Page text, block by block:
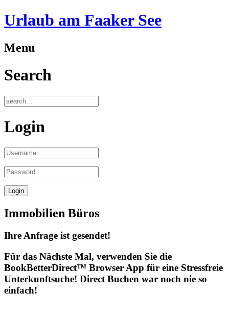
Urlaub am Faaker See
Menu
Search
Login
Immobilien Büros
Ihre Anfrage ist gesendet!
Für das Nächste Mal, verwenden Sie die
BookBetterDirect™ Browser App für eine Stressfreie
Unterkunftsuche! Direct Buchen war noch nie so
einfach!